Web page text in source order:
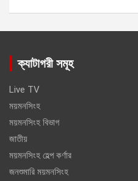
ক্যাটাগরী সমূহ
Live TV
ময়মনসিংহ
ময়মনসিংহ বিভাগ
জাতীয়
ময়মনসিংহ হেল্প কর্ণার
জনশুমারি ময়মনসিংহ